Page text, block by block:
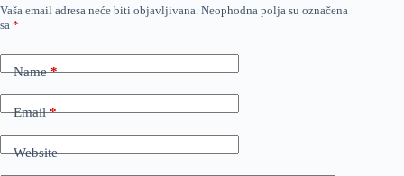
Vaša email adresa neće biti objavljivana. Neophodna polja su označena
sa *
Name*
Email*
Website